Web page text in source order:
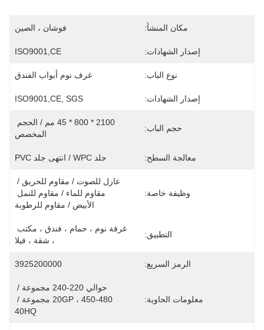
مكان المنشأ: فوشان ، الصين
إصدار الشهادات: ISO9001,CE
نوع الباب: غرف نوم أبواب الفندق
إصدار الشهادات: ISO9001,CE, SGS
حجم الباب:
المخصص
معالجة السطح: جلد WPC / انتهى جلد PVC
وظيفة خاصة:
الأبيض / مقاوم للرطوبة
التطبيق:
، شقة ، فيلا
الرمز السريع: 3925200000
معلومات الحاوية:
40HQ